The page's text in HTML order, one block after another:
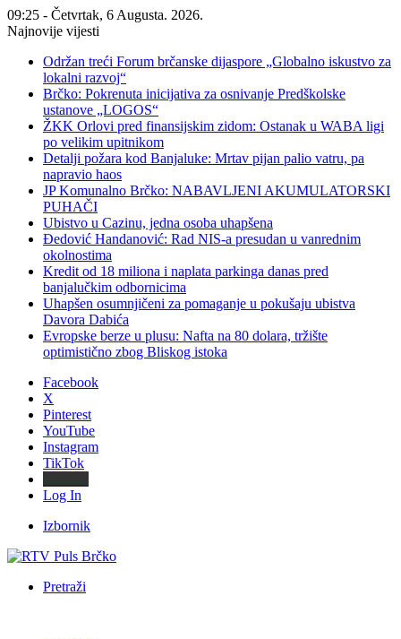
09:25 - Četvrtak, 6 Augusta. 2026.
Najnovije vijesti
Održan treći Forum brčanske dijaspore „Globalno iskustvo za
lokalni razvoj“
Brčko: Pokrenuta inicijativa za osnivanje Predškolske
ustanove „LOGOS“
ŽKK Orlovi pred finansijskim zidom: Ostanak u WABA ligi
po velikim upitnikom
Detalji požara kod Banjaluke: Mrtav pijan palio vatru, pa
napravio haos
JP Komunalno Brčko: NABAVLJENI AKUMULATORSKI
PUHAČI
Ubistvo u Cazinu, jedna osoba uhapšena
Đedović Handanović: Rad NIS-a presudan u vanrednim
okolnostima
Kredit od 18 miliona i naplata parkinga danas pred
banjalučkim odbornicima
Uhapšen osumnjičeni za pomaganje u pokušaju ubistva
Davora Dabića
Evropske berze u plusu: Nafta na 80 dolara, tržište
optimistično zbog Bliskog istoka
Facebook
X
Pinterest
YouTube
Instagram
TikTok
Log In
Izbornik
Pretraži